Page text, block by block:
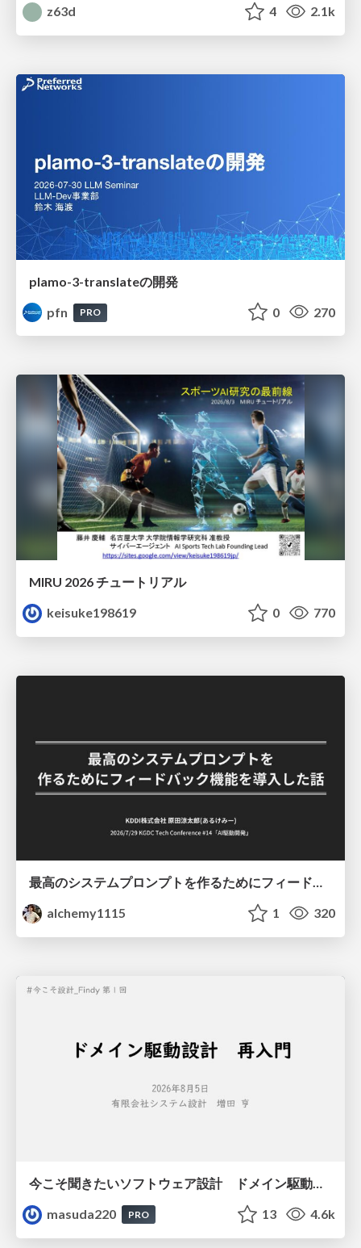
z63d
4 2.1k
plamo-3-translateの開発
pfn
PRO 0 270
MIRU 2026 チュートリアル
keisuke198619
0 770
最高のシステムプロンプトを作るためにフィードバック機能を導入した話
alchemy1115
1 320
masuda220
PRO 13 4.6k